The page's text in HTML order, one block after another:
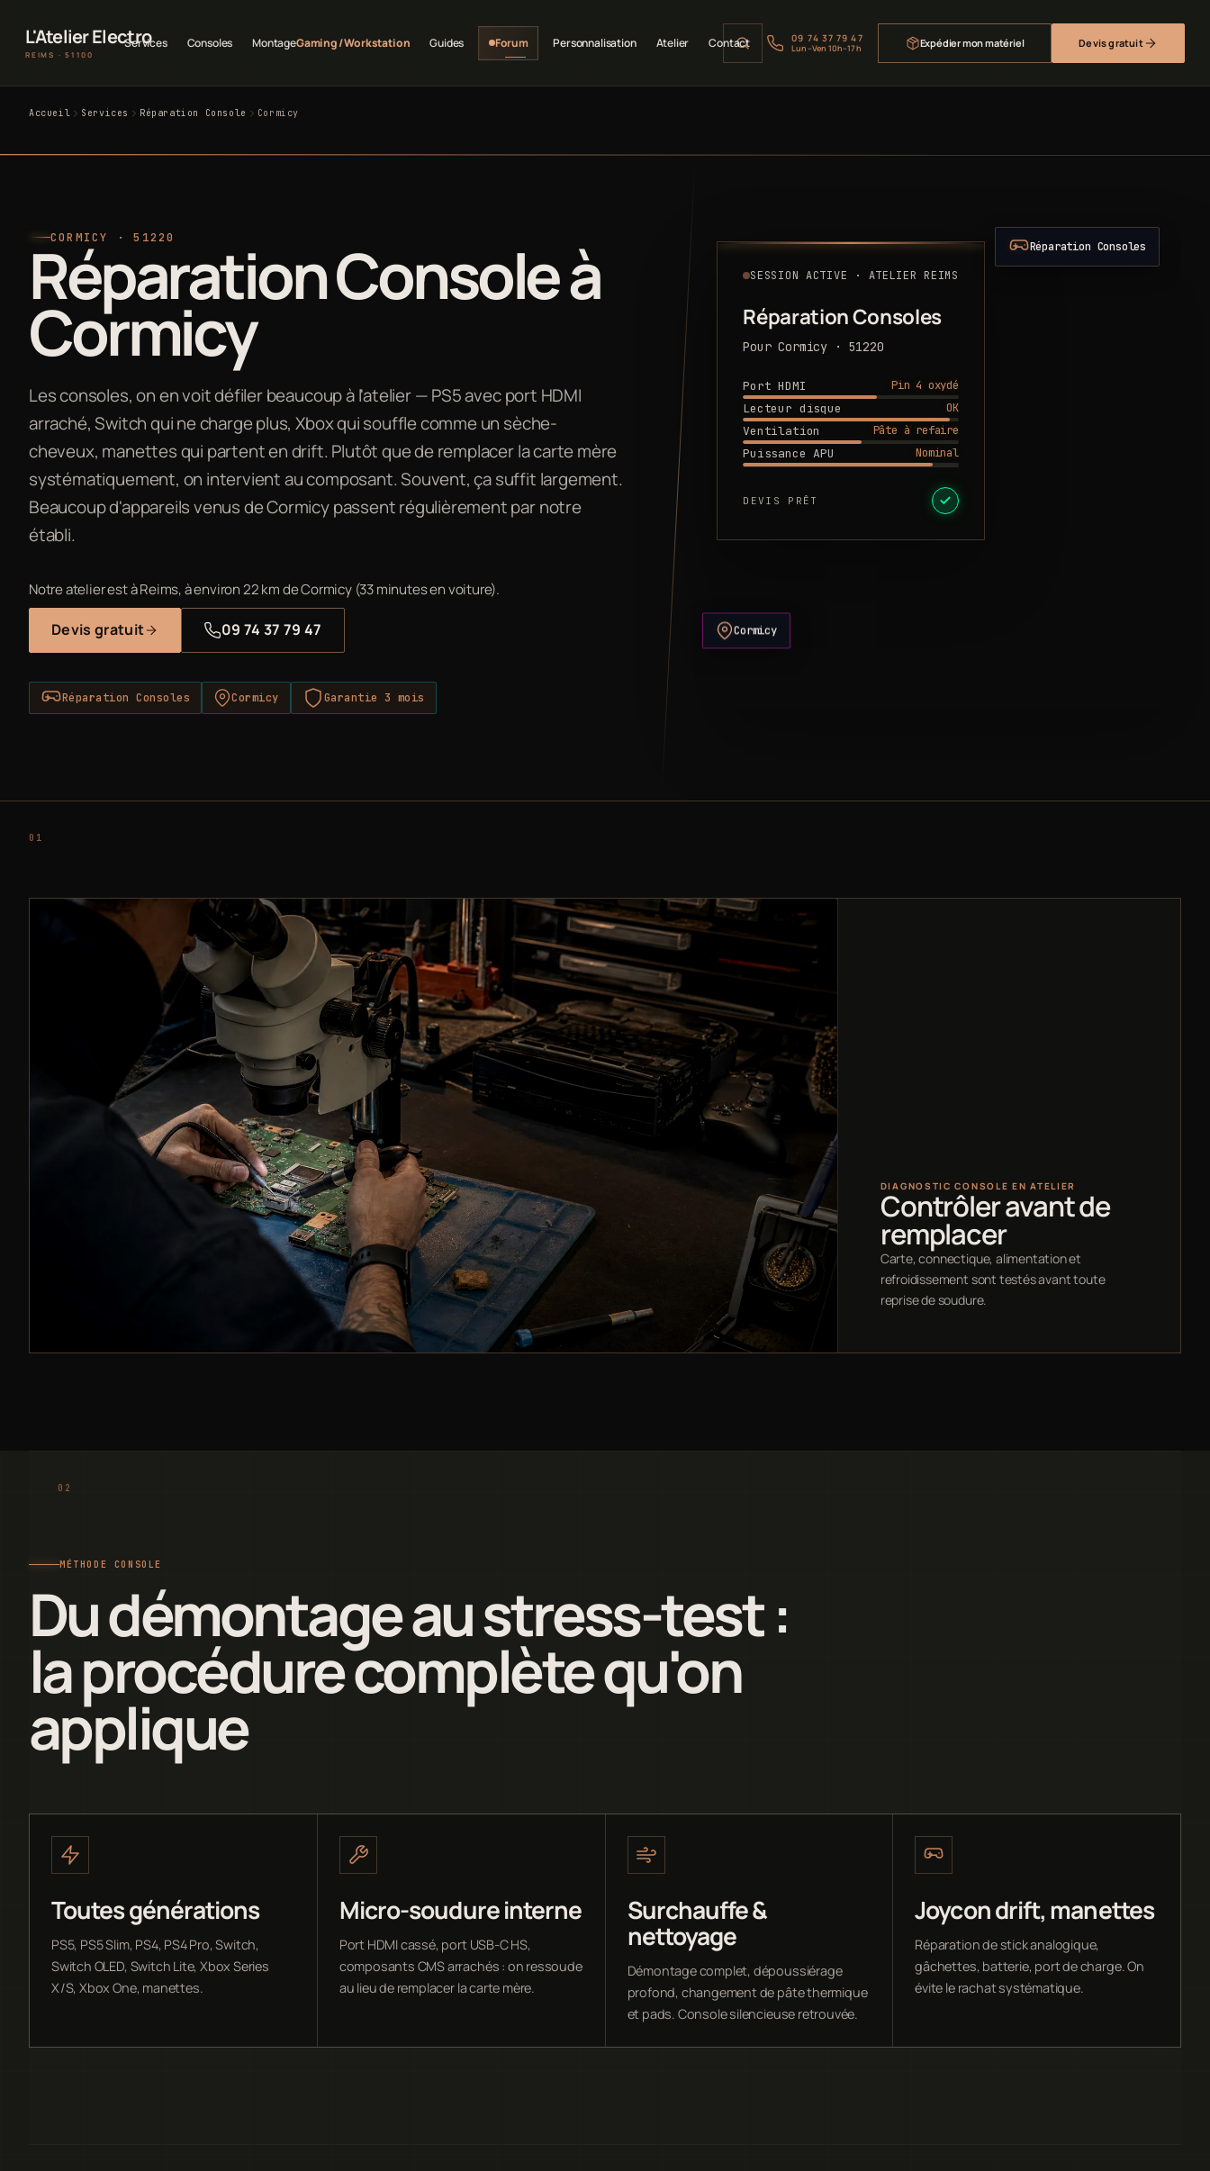
L'Atelier Electro
REIMS · 51100
Services Consoles MontageGaming / Workstation Guides Forum Personnalisation Atelier Contact 09 74 37 79 47
Lun–Ven 10h–17h Expédier mon matériel Devis gratuit
Accueil Services Réparation Console Cormicy
CORMICY · 51220
Réparation Console à
Cormicy
Les consoles, on en voit défiler beaucoup à l'atelier — PS5 avec port HDMI
arraché, Switch qui ne charge plus, Xbox qui souffle comme un sèche-
cheveux, manettes qui partent en drift. Plutôt que de remplacer la carte mère
systématiquement, on intervient au composant. Souvent, ça suffit largement.
Beaucoup d'appareils venus de Cormicy passent régulièrement par notre
établi.
Notre atelier est à Reims, à environ 22 km de Cormicy (33 minutes en voiture).
Devis gratuit 09 74 37 79 47
Réparation Consoles Cormicy Garantie 3 mois
SESSION ACTIVE · ATELIER REIMS
Réparation Consoles
Pour Cormicy · 51220
Port HDMI
Pin 4 oxydé
Lecteur disque
OK
Ventilation
Pâte à refaire
Puissance APU
Nominal
DEVIS PRÊT
Réparation Consoles
Cormicy
DIAGNOSTIC CONSOLE EN ATELIER
Contrôler avant de
remplacer
Carte, connectique, alimentation et
refroidissement sont testés avant toute
reprise de soudure.
MÉTHODE CONSOLE
Du démontage au stress-test :
la procédure complète qu'on
applique
Toutes générations
PS5, PS5 Slim, PS4, PS4 Pro, Switch,
Switch OLED, Switch Lite, Xbox Series
X/S, Xbox One, manettes.
Micro-soudure interne
Port HDMI cassé, port USB-C HS,
composants CMS arrachés : on ressoude
au lieu de remplacer la carte mère.
Surchauffe &
nettoyage
Démontage complet, dépoussiérage
profond, changement de pâte thermique
et pads. Console silencieuse retrouvée.
Joycon drift, manettes
Réparation de stick analogique,
gâchettes, batterie, port de charge. On
évite le rachat systématique.